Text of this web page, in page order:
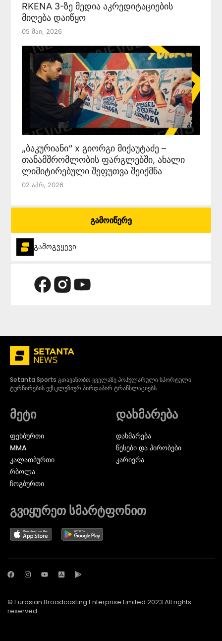
RKENA 3-ზე მედია აკრედიტაციების
მიღება დაიწყო
05 Მაი, 2026
„ბაკურიანი“ x გიორგი მიქაუტაძე –
თანამშრომლობის ფარგლებში, ახალი
ლიმიტირებული შეფუთვა შეიქმნა
02 Აპრ, 2026
გამოიწერე
გამოგვყევი
Setanta Sports გთავაზობთ ყველაზე პოპულარული სპორტული
ტურნირების ექსკლუზიურ პირდაპირ ტრანსლაციებს.
მეტი
ᲤᲔᲮᲑᲣᲠᲗᲘ
MMA
ᲙᲐᲚᲐᲗᲑᲣᲠᲗᲘ
ᲠᲑᲝᲚᲐ
ᲩᲝᲒᲑᲣᲠᲗᲘ
დახმარება
დახმარება
წესები და პირობები
კარიერა
გვიყურეთ სმარტფონით
© Eurasian Broadcasting Enterprise Limited 2023 All rights
reserved